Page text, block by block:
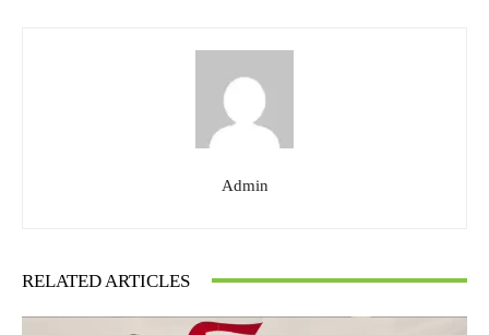
Admin
RELATED ARTICLES